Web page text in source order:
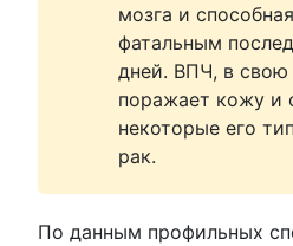
мозга и
фатальным
дней. ВПЧ, в свою
поражает кожу и
некоторые его
рак.
По данным профильных